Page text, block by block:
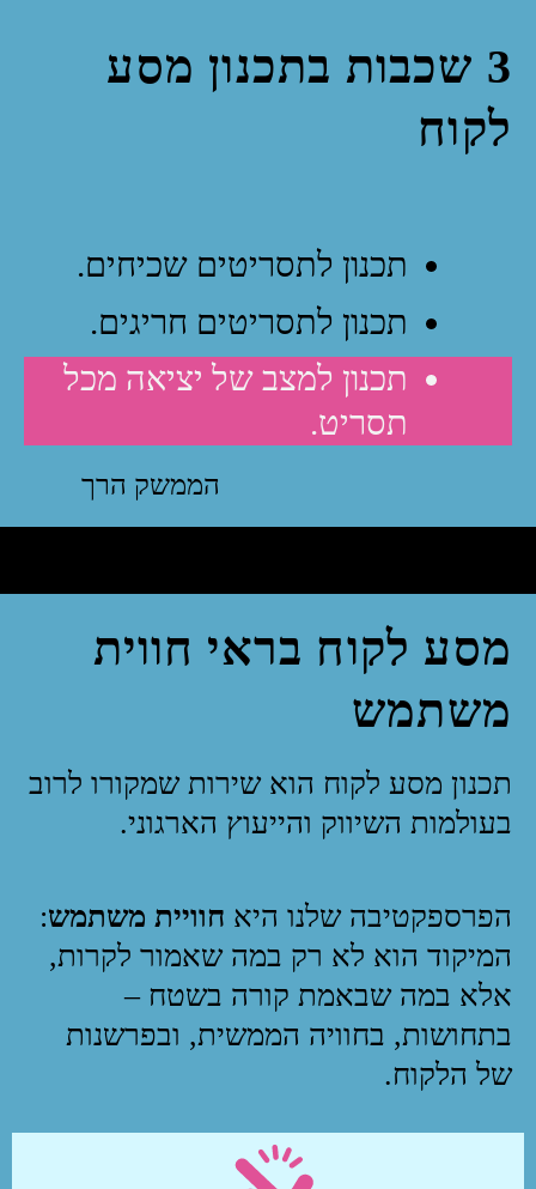
3 שכבות בתכנון מסע
לקוח
תכנון לתסריטים שכיחים.
תכנון לתסריטים חריגים.
תכנון למצב של יציאה מכל
תסריט.
הממשק הרך
מסע לקוח בראי חווית
משתמש
תכנון מסע לקוח הוא שירות שמקורו לרוב
בעולמות השיווק והייעוץ הארגוני.
הפרספקטיבה שלנו היא חוויית משתמש:
המיקוד הוא לא רק במה שאמור לקרות,
אלא במה שבאמת קורה בשטח –
בתחושות, בחוויה הממשית, ובפרשנות
של הלקוח.